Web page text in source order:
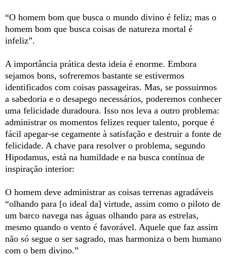
“O homem bom que busca o mundo divino é feliz; mas o
homem bom que busca coisas de natureza mortal é
infeliz”.
A importância prática desta ideia é enorme. Embora
sejamos bons, sofreremos bastante se estivermos
identificados com coisas passageiras. Mas, se possuirmos
a sabedoria e o desapego necessários, poderemos conhecer
uma felicidade duradoura. Isso nos leva a outro problema:
administrar os momentos felizes requer talento, porque é
fácil apegar-se cegamente à satisfação e destruir a fonte de
felicidade. A chave para resolver o problema, segundo
Hipodamus, está na humildade e na busca contínua de
inspiração interior:
O homem deve administrar as coisas terrenas agradáveis
“olhando para [o ideal da] virtude, assim como o piloto de
um barco navega nas águas olhando para as estrelas,
mesmo quando o vento é favorável. Aquele que faz assim
não só segue o ser sagrado, mas harmoniza o bem humano
com o bem divino.”